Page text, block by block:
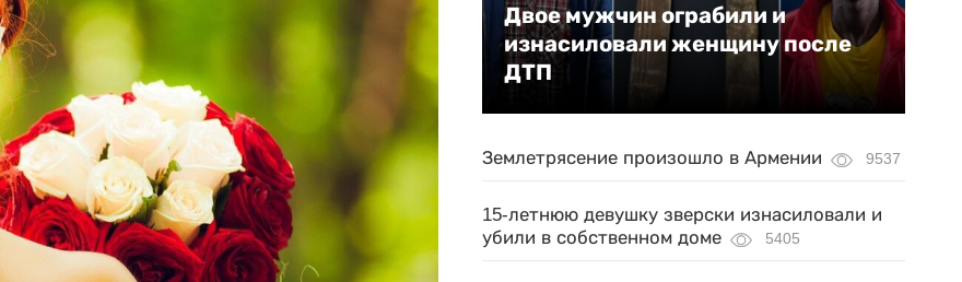
Двое мужчин ограбили и
изнасиловали женщину после
ДТП
Землетрясение произошло в Армении 9537
15-летнюю девушку зверски изнасиловали и
убили в собственном доме
5405